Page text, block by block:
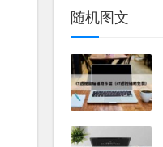
随机图文